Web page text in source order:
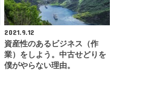
2021.9.12
資産性のあるビジネス（作
業）をしよう。中古せどりを
僕がやらない理由。